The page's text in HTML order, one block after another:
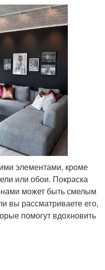
элементами, кроме
или обои. Покраска
может быть смелым
вы рассматриваете его,
помогут вдохновить